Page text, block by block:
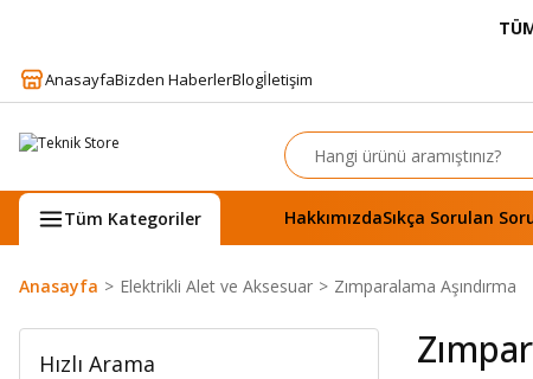
AnasayfaBizden HaberlerBlogİletişim
Tüm Kategoriler HakkımızdaSıkça Sorulan
Anasayfa Elektrikli Alet ve Aksesuar Zımparalama Aşındırma
Hızlı Arama